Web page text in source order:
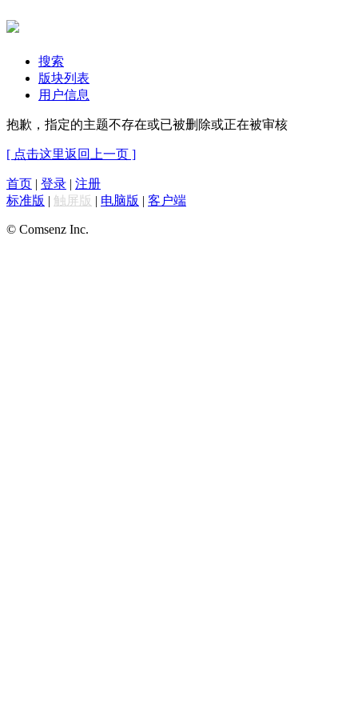
搜索
版块列表
用户信息
抱歉，指定的主题不存在或已被删除或正在被审核
[ 点击这里返回上一页 ]
首页 | 登录 | 注册
标准版 | 触屏版 | 电脑版 | 客户端
© Comsenz Inc.